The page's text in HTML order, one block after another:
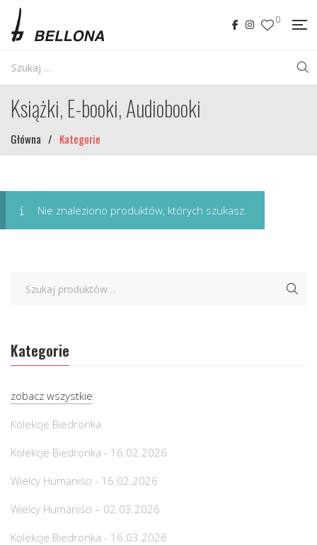
0
Książki, E-booki, Audiobooki
Główna / Kategorie
Nie znaleziono produktów, których szukasz.
Kategorie
zobacz wszystkie
Kolekcje Biedronka
Kolekcje Biedronka - 16.02.2026
Wielcy Humaniści - 16.02.2026
Wielcy Humaniści – 02.03.2026
Kolekcje Biedronka - 16.03.2026